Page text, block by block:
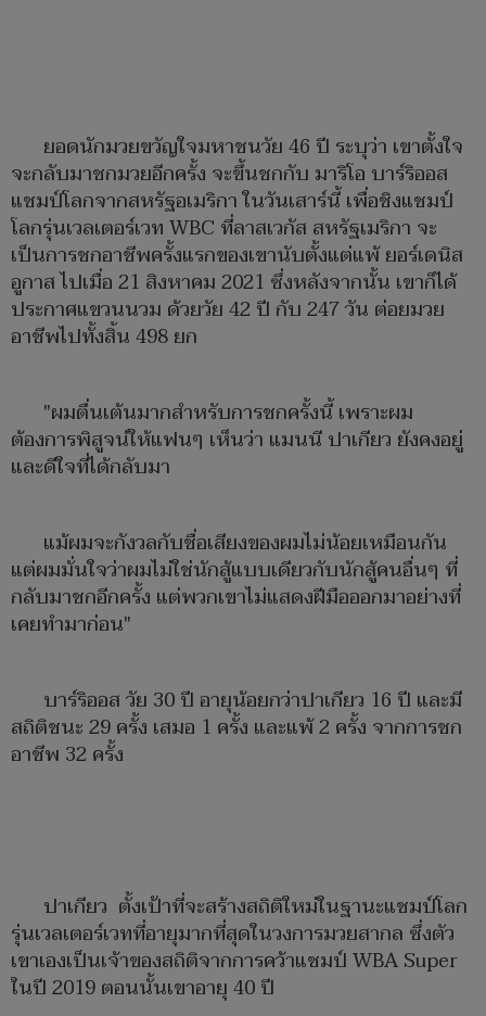
ยอดนักมวยขวัญใจมหาชนวัย 46 ปี ระบุว่า เขาตั้งใจ
จะกลับมาชกมวยอีกครั้ง จะขึ้นชกกับ มาริโอ บาร์ริออส
แชมป์โลกจากสหรัฐอเมริกา ในวันเสาร์นี้ เพื่อชิงแชมป์
โลกรุ่นเวลเตอร์เวท WBC ที่ลาสเวกัส สหรัฐเมริกา จะ
เป็นการชกอาชีพครั้งแรกของเขานับตั้งแต่แพ้ ยอร์เดนิส
อูกาส ไปเมื่อ 21 สิงหาคม 2021 ซึ่งหลังจากนั้น เขาก็ได้
ประกาศแขวนนวม ด้วยวัย 42 ปี กับ 247 วัน ต่อยมวย
อาชีพไปทั้งสิ้น 498 ยก
"ผมตื่นเต้นมากสำหรับการชกครั้งนี้ เพราะผม
ต้องการพิสูจน์ให้แฟนๆ เห็นว่า แมนนี ปาเกียว ยังคงอยู่
และดีใจที่ได้กลับมา
แม้ผมจะกังวลกับชื่อเสียงของผมไม่น้อยเหมือนกัน
แต่ผมมั่นใจว่าผมไม่ใช่นักสู้แบบเดียวกับนักสู้คนอื่นๆ ที่
กลับมาชกอีกครั้ง แต่พวกเขาไม่แสดงฝีมือออกมาอย่างที่
เคยทำมาก่อน"
บาร์ริออส วัย 30 ปี อายุน้อยกว่าปาเกียว 16 ปี และมี
สถิติชนะ 29 ครั้ง เสมอ 1 ครั้ง และแพ้ 2 ครั้ง จากการชก
อาชีพ 32 ครั้ง
ปาเกียว ตั้งเป้าที่จะสร้างสถิติใหม่ในฐานะแชมป์โลก
รุ่นเวลเตอร์เวทที่อายุมากที่สุดในวงการมวยสากล ซึ่งตัว
เขาเองเป็นเจ้าของสถิติจากการคว้าแชมป์ WBA Super
ในปี 2019 ตอนนั้นเขาอายุ 40 ปี